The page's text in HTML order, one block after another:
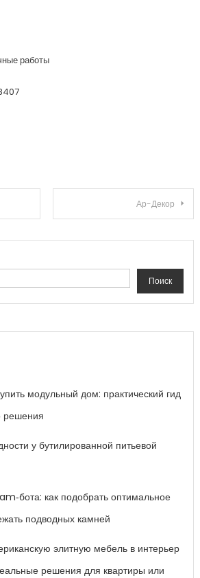
работы
по записям Ар-Декор
Поиск
модульный дом: практический гид
решения
у бутилированной питьевой
как подобрать оптимальное
подводных камней
элитную мебель в интерьер
решения для квартиры или